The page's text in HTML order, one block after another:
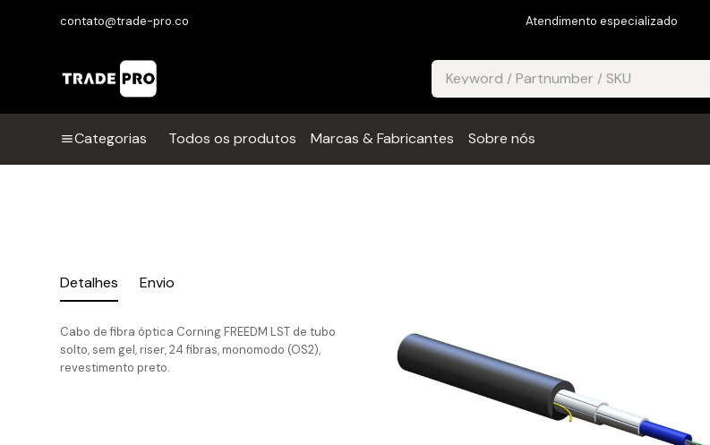
contato@trade-pro.co Atendimento especializado
Categorias Todos os produtos Marcas & Fabricantes Sobre nós
Detalhes Envio
Cabo de fibra óptica Corning FREEDM LST de tubo
solto, sem gel, riser, 24 fibras, monomodo (OS2),
revestimento preto.